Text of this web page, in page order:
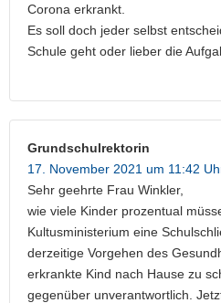
Corona erkrankt.
Es soll doch jeder selbst
Schule geht oder lieber die
Grundschulrektorin
17. November 2021 um 11:42
Sehr geehrte Frau Winkler,
wie viele Kinder prozentual
Kultusministerium eine
derzeitige Vorgehen des
erkrankte Kind nach Hause zu
gegenüber unverantwortlich.